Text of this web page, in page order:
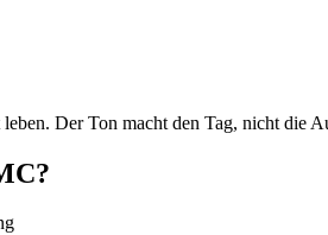
Der Ton macht den Tag, nicht die